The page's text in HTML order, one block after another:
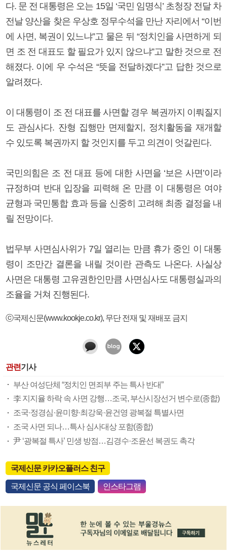
다. 문 전 대통령은 오는 15일 ‘국민 임명식’ 초청장 전달 차
전날 양산을 찾은 우상호 정무수석을 만난 자리에서 “이번
에 사면, 복권이 있느냐”고 물은 뒤 “정치인을 사면하게 되
면 조 전 대표도 할 필요가 있지 않으냐”고 말한 것으로 전
해졌다. 이에 우 수석은 “뜻을 전달하겠다”고 답한 것으로
알려졌다.
이 대통령이 조 전 대표를 사면할 경우 복권까지 이뤄질지
도 관심사다. 잔형 집행만 면제할지, 정치활동을 재개할
수 있도록 복권까지 할 것인지를 두고 의견이 엇갈린다.
국민의힘은 조 전 대표 등에 대한 사면을 ‘보은 사면’이라
규정하며 반대 입장을 피력해 온 만큼 이 대통령은 여야
균형과 국민통합 효과 등을 신중히 고려해 최종 결정을 내
릴 전망이다.
법무부 사면심사위가 7일 열리는 만큼 휴가 중인 이 대통
령이 조만간 결론을 내릴 것이란 관측도 나온다. 사실상
사면은 대통령 고유권한인만큼 사면심사도 대통령실과의
조율을 거쳐 진행된다.
ⓒ국제신문(www.kookje.co.kr), 무단 전재 및 재배포 금지
관련기사
부산 여성단체 “정치인 면죄부 주는 특사 반대”
李 지지율 하락 속 사면 강행…조국, 부산시장선거 변수로(종합)
조국·정경심·윤미향·최강욱·윤건영 광복절 특별사면
조국 사면 되나…특사 심사대상 포함(종합)
尹 ‘광복절 특사’ 민생 방점…김경수·조윤선 복권도 촉각
국제신문 카카오플러스 친구
국제신문 공식 페이스북 인스타그램